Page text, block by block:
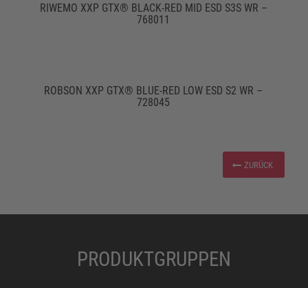
RIWEMO XXP GTX® BLACK-RED MID ESD S3S WR –
768011
ROBSON XXP GTX® BLUE-RED LOW ESD S2 WR –
728045
ZURÜCK
PRODUKTGRUPPEN